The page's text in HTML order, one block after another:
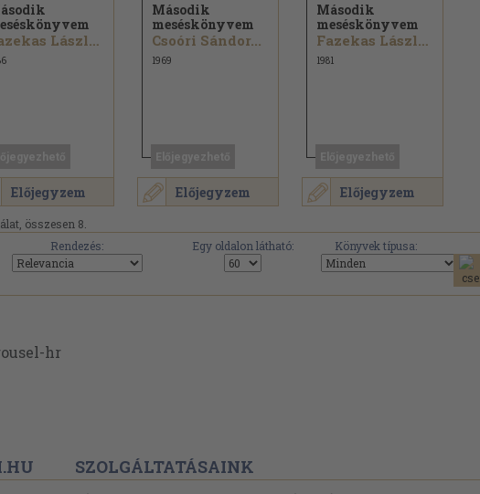
Előjegyzem
Fazekas László...
Előjegyzem
Második
meséskönyvem
Csoóri Sándor...
1969
Előjegyzem
Második
meséskönyvem
Fazekas László...
1981
összesen 8.
Rendezés:
Egy oldalon látható: Könyvek típusa:
SZOLGÁLTATÁSAINK